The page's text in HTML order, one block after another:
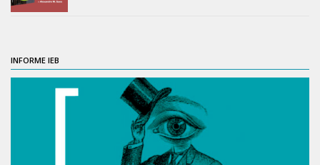
Acadêmico
Graduação
Pós-Graduação
INFORME IEB